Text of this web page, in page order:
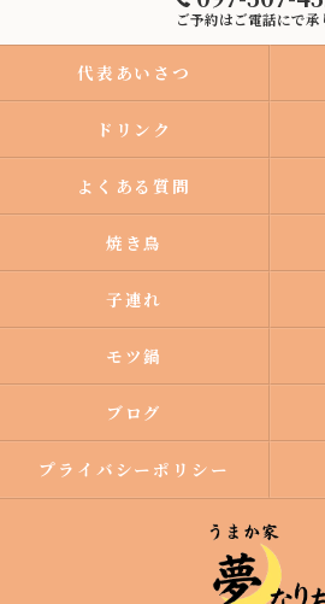
ご予約はご電話にで承
代表あいさつ
ドリンク
よくある質問
焼き鳥
子連れ
モツ鍋
ブログ
プライバシーポリシー